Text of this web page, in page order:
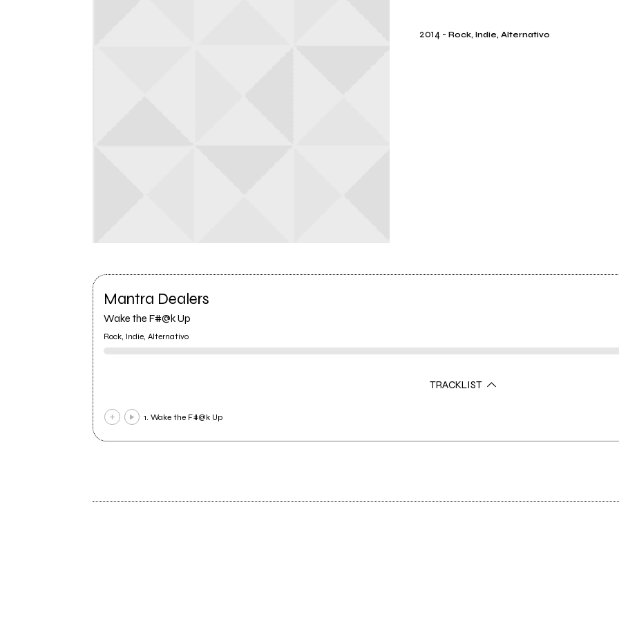
2014 -Rock, Indie, Alternativo
Mantra Dealers
Wake the F#@k Up
Rock, Indie, Alternativo
TRACKLIST
1. Wake the F#@k Up